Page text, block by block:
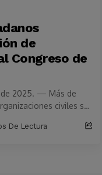
de
Congreso de
de 2025. — Más de
civiles se
De Lectura